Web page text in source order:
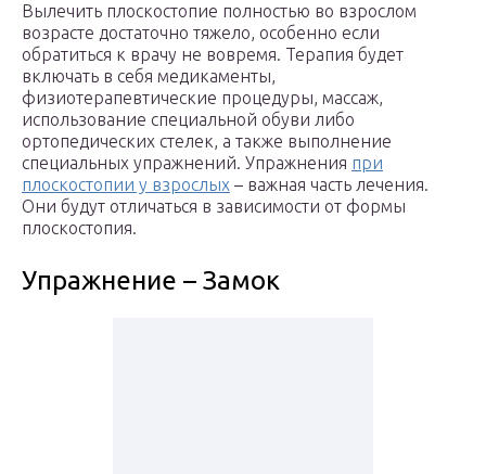
Вылечить плоскостопие полностью во взрослом
возрасте достаточно тяжело, особенно если
обратиться к врачу не вовремя. Терапия будет
включать в себя медикаменты,
физиотерапевтические процедуры, массаж,
использование специальной обуви либо
ортопедических стелек, а также выполнение
специальных упражнений. Упражнения при
плоскостопии у взрослых – важная часть лечения.
Они будут отличаться в зависимости от формы
плоскостопия.
Упражнение – Замок